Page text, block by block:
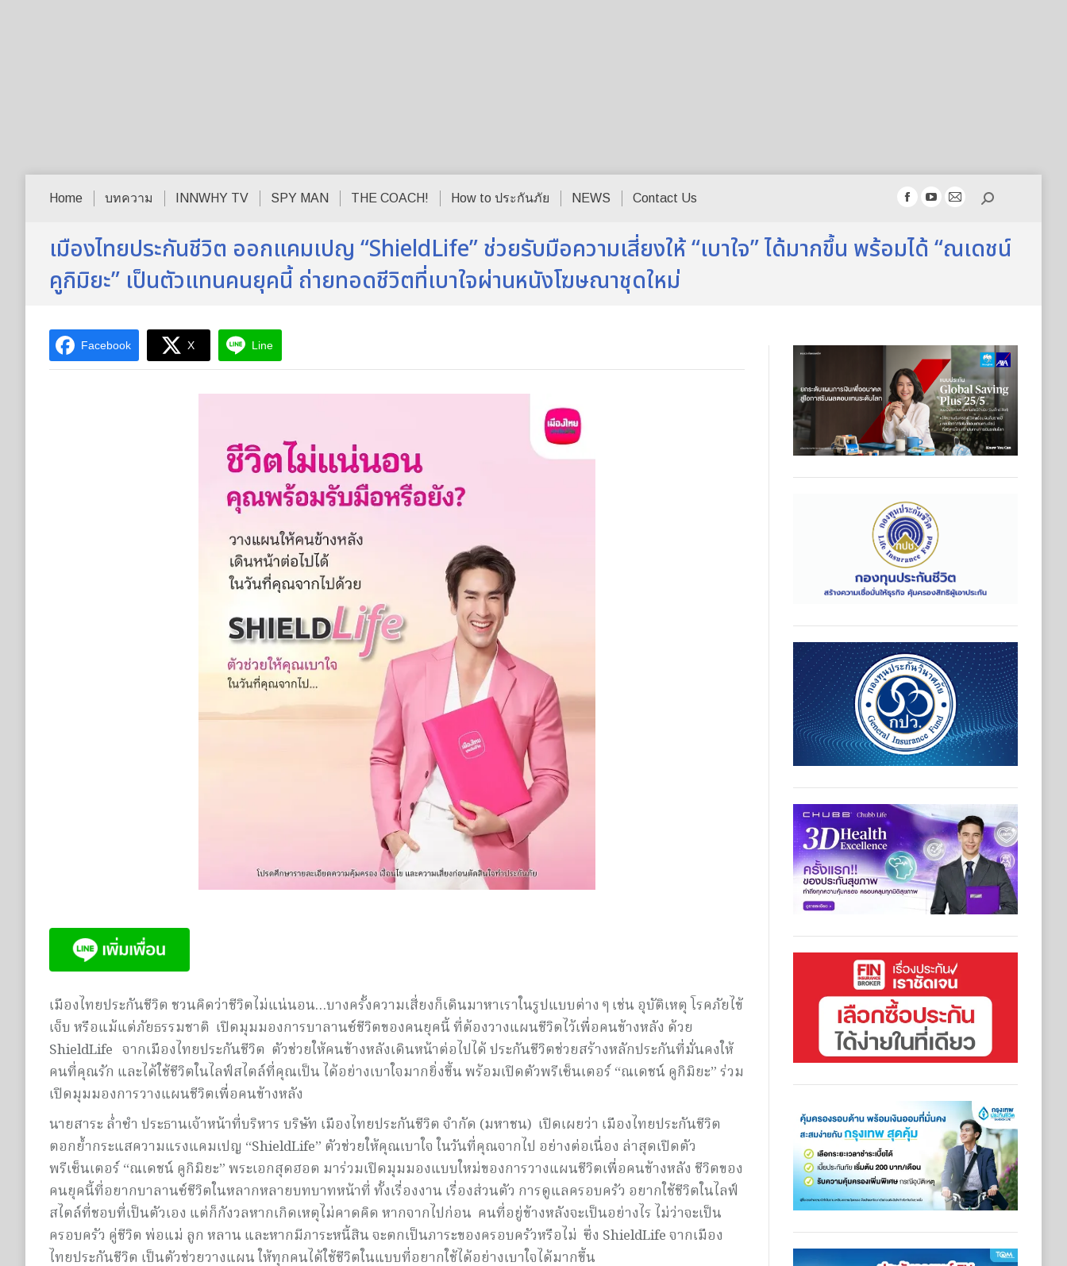
Home บทความ INNWHY TV SPY MAN THE COACH! How to ประกันภัย NEWS Contact Us
Facebook
opens
YouTube
opens
Mail
opens
Search:
เมืองไทยประกันชีวิต ออกแคมเปญ “ShieldLife” ช่วยรับมือความเสี่ยงให้ “เบาใจ” ได้มากขึ้น พร้อมได้ “ณเดชน์
คูกิมิยะ” เป็นตัวแทนคนยุคนี้ ถ่ายทอดชีวิตที่เบาใจผ่านหนังโฆษณาชุดใหม่
Facebook X Line
เมืองไทยประกันชีวิต ชวนคิดว่าชีวิตไม่แน่นอน…บางครั้งความเสี่ยงก็เดินมาหาเราในรูปแบบต่าง ๆ เช่น อุบัติเหตุ โรคภัยไข้
เจ็บ หรือแม้แต่ภัยธรรมชาติ เปิดมุมมองการบาลานซ์ชีวิตของคนยุคนี้ ที่ต้องวางแผนชีวิตไว้เพื่อคนข้างหลัง ด้วย
ShieldLife จากเมืองไทยประกันชีวิต ตัวช่วยให้คนข้างหลังเดินหน้าต่อไปได้ ประกันชีวิตช่วยสร้างหลักประกันที่มั่นคงให้
คนที่คุณรัก และได้ใช้ชีวิตในไลฟ์สไตล์ที่คุณเป็น ได้อย่างเบาใจมากยิ่งขึ้น พร้อมเปิดตัวพรีเซ็นเตอร์ “ณเดชน์ คูกิมิยะ” ร่วม
เปิดมุมมองการวางแผนชีวิตเพื่อคนข้างหลัง
นายสาระ ล่ำซำ ประธานเจ้าหน้าที่บริหาร บริษัท เมืองไทยประกันชีวิต จำกัด (มหาชน) เปิดเผยว่า เมืองไทยประกันชีวิต
ตอกย้ำกระแสความแรงแคมเปญ “ShieldLife” ตัวช่วยให้คุณเบาใจ ในวันที่คุณจากไป อย่างต่อเนื่อง ล่าสุดเปิดตัว
พรีเซ็นเตอร์ “ณเดชน์ คูกิมิยะ” พระเอกสุดฮอต มาร่วมเปิดมุมมองแบบใหม่ของการวางแผนชีวิตเพื่อคนข้างหลัง ชีวิตของ
คนยุคนี้ที่อยากบาลานซ์ชีวิตในหลากหลายบทบาทหน้าที่ ทั้งเรื่องงาน เรื่องส่วนตัว การดูแลครอบครัว อยากใช้ชีวิตในไลฟ์
สไตล์ที่ชอบที่เป็นตัวเอง แต่ก็กังวลหากเกิดเหตุไม่คาดคิด หากจากไปก่อน คนที่อยู่ข้างหลังจะเป็นอย่างไร ไม่ว่าจะเป็น
ครอบครัว คู่ชีวิต พ่อแม่ ลูก หลาน และหากมีภาระหนี้สิน จะตกเป็นภาระของครอบครัวหรือไม่ ซึ่ง ShieldLife จากเมือง
ไทยประกันชีวิต เป็นตัวช่วยวางแผน ให้ทุกคนได้ใช้ชีวิตในแบบที่อยากใช้ได้อย่างเบาใจได้มากขึ้น